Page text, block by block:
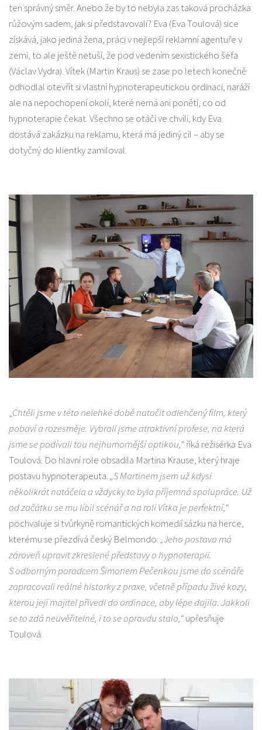
ten správný směr. Anebo že by to nebyla zas taková procházka
růžovým sadem, jak si představovali? Eva (Eva Toulová) sice
získává, jako jediná žena, práci v nejlepší reklamní agentuře v
zemi, to ale ještě netuší, že pod vedením sexistického šéfa
(Václav Vydra). Vítek (Martin Kraus) se zase po letech konečně
odhodlal otevřít si vlastní hypnoterapeutickou ordinaci, naráží
ale na nepochopení okolí, které nemá ani ponětí, co od
hypnoterapie čekat. Všechno se otáčí ve chvíli, kdy Eva
dostává zakázku na reklamu, která má jediný cíl – aby se
dotyčný do klientky zamiloval.
„Chtěli jsme v této nelehké době natočit odlehčený film, který
pobaví a rozesměje. Vybrali jsme atraktivní profese, na která
jsme se podívali tou nejhumornější optikou,“říká režisérka Eva
Toulová. Do hlavní role obsadila Martina Krause, který hraje
postavu hypnoterapeuta.„S Martinem jsem už kdysi
několikrát natáčela a vždycky to byla příjemná spolupráce. Už
od začátku se mu líbil scénář a na roli Vítka je perfektní,“
pochvaluje si tvůrkyně romantických komedií sázku na herce,
kterému se přezdívá český Belmondo.„Jeho postava má
zároveň upravit zkreslené představy o hypnoterapii.
S odborným poradcem Šimonem Pečenkou jsme do scénáře
zapracovali reálné historky z praxe, včetně případu živé kozy,
kterou její majitel přivedl do ordinace, aby lépe dojila. Jakkoli
se to zdá neuvěřitelné, i to se opravdu stalo,“upřesňuje
Toulová.